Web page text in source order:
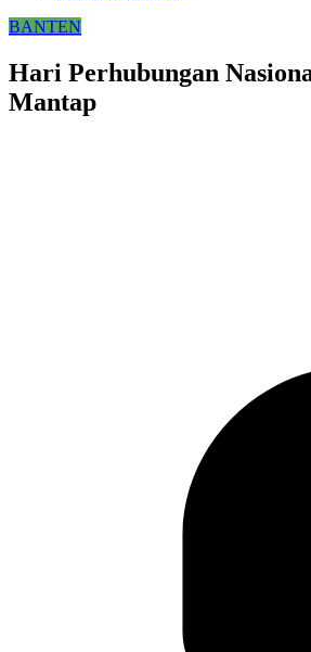
BANTEN
Hari Perhubungan
Mantap